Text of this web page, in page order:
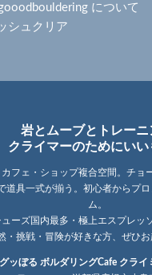
について
シュクリア
岩とムーブとトレーニ
クライマーのためにいい
フェ・ショップ複合空間。チョ
道具一式が揃う。初心者からプ
ム。
ーズ国内最多・極上エスプレッ
・挑戦・冒険が好きな方、ぜひ
グッぼる ボルダリングCafe クライ